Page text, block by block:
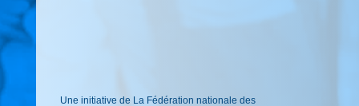
Une initiative de La Fédération nationale des